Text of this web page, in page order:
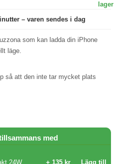
lager
– varen sendes i dag
som kan ladda din iPhone
läge.
så att den inte tar mycket plats
med
24W + 135 kr Lägg till